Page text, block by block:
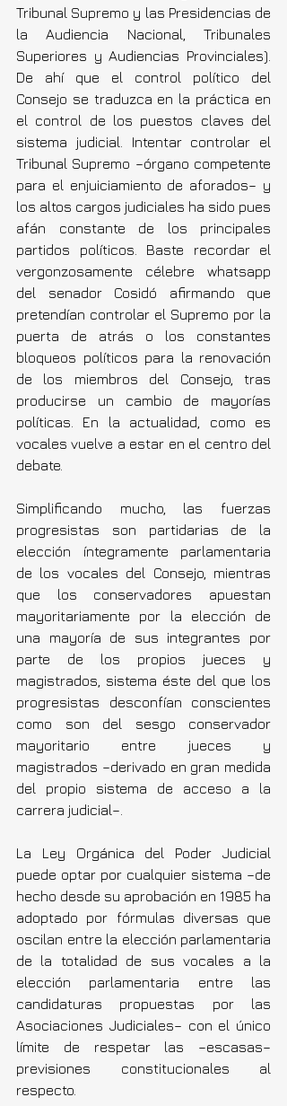
Tribunal Supremo y las Presidencias de
la Audiencia Nacional, Tribunales
De ahí que el control político del
Consejo se traduzca en la práctica en
el control de los puestos claves del
sistema judicial. Intentar controlar el
Tribunal Supremo –órgano competente
para el enjuiciamiento de aforados– y
los altos cargos judiciales ha sido pues
afán constante de los principales
partidos políticos. Baste recordar el
vergonzosamente célebre whatsapp
del senador Cosidó afirmando que
pretendían controlar el Supremo por la
puerta de atrás o los constantes
bloqueos políticos para la renovación
de los miembros del Consejo, tras
producirse un cambio de mayorías
políticas. En la actualidad, como es
vocales vuelve a estar en el centro del
debate.
Simplificando mucho, las fuerzas
progresistas son partidarias de la
elección íntegramente parlamentaria
de los vocales del Consejo, mientras
que los conservadores apuestan
mayoritariamente por la elección de
una mayoría de sus integrantes por
parte de los propios jueces y
magistrados, sistema éste del que los
progresistas desconfían conscientes
como son del sesgo conservador
mayoritario entre jueces y
magistrados –derivado en gran medida
del propio sistema de acceso a la
carrera judicial–.
La Ley Orgánica del Poder Judicial
puede optar por cualquier sistema –de
hecho desde su aprobación en 1985 ha
adoptado por fórmulas diversas que
oscilan entre la elección parlamentaria
de la totalidad de sus vocales a la
elección parlamentaria entre las
candidaturas propuestas por las
Asociaciones Judiciales– con el único
límite de respetar las –escasas–
previsiones constitucionales al
respecto.